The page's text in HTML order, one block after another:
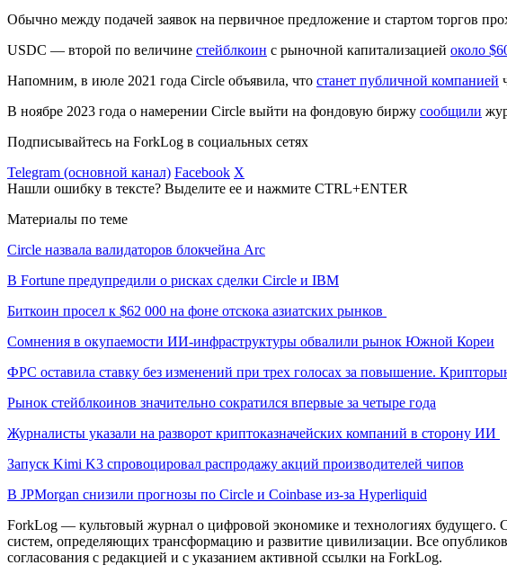
Обычно между подачей заявок на первичное предложение и стартом торгов
USDC — второй по величине стейблкоин с рыночной капитализацией около
Напомним, в июле 2021 года Circle объявила, что станет публичной компанией
В ноябре 2023 года о намерении Circle выйти на фондовую биржу сообщили
Подписывайтесь на ForkLog в социальных сетях
Telegram (основной канал) Facebook X
Нашли ошибку в тексте? Выделите ее и нажмите CTRL+ENTER
Материалы по теме
Circle назвала валидаторов блокчейна Arc
В Fortune предупредили о рисках сделки Circle и IBM
Биткоин просел к $62 000 на фоне отскока азиатских рынков
Сомнения в окупаемости ИИ-инфраструктуры обвалили рынок Южной Кореи
ФРС оставила ставку без изменений при трех голосах за повышение.
Рынок стейблкоинов значительно сократился впервые за четыре года
Журналисты указали на разворот криптоказначейских компаний в сторону ИИ
Запуск Kimi K3 спровоцировал распродажу акций производителей чипов
В JPMorgan снизили прогнозы по Circle и Coinbase из-за Hyperliquid
ForkLog — культовый журнал о цифровой экономике и технологиях будущего.
систем, определяющих трансформацию и развитие цивилизации. Все
согласования с редакцией и с указанием активной ссылки на ForkLog.